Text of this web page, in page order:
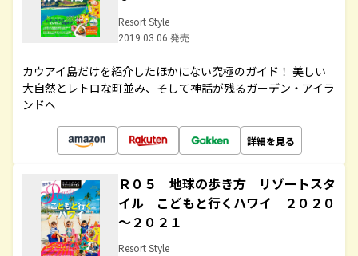
Resort Style
2019.03.06 発売
カウアイ島だけを紹介したほかにない究極のガイド！ 美しい
大自然とレトロな町並み、そして神話が残るガーデン・アイラ
ンドへ
詳細を見る
Ｒ０５ 地球の歩き方 リゾートスタ
イル こどもと行くハワイ ２０２０
～２０２１
Resort Style